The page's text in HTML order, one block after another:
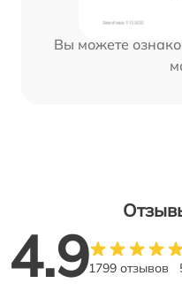
Вы можете
4.91799 отзывов